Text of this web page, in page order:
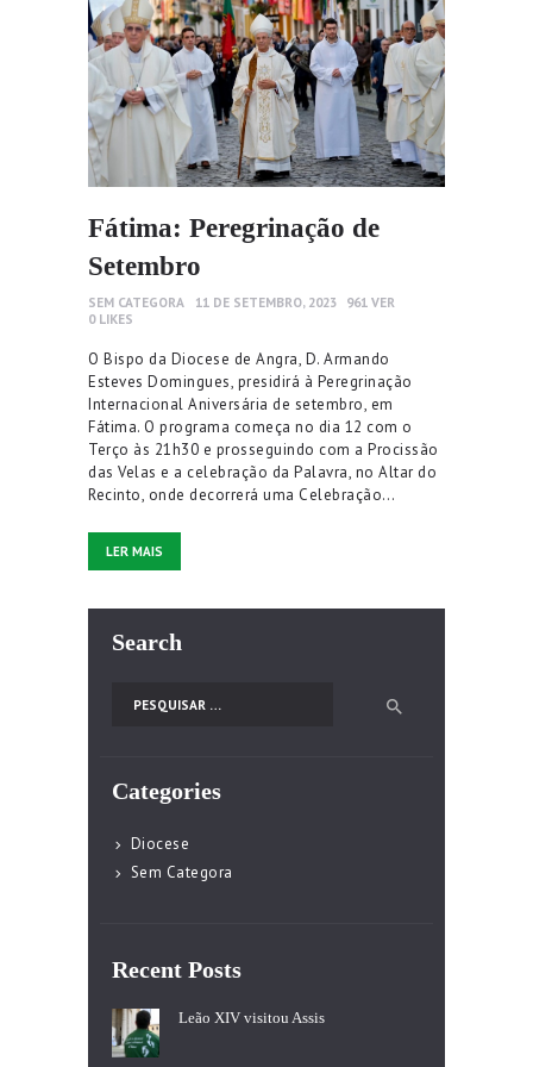
Fátima: Peregrinação de
Setembro
SEM CATEGORA 11 DE SETEMBRO, 2023 961 VER
0 LIKES
O Bispo da Diocese de Angra, D. Armando
Esteves Domingues, presidirá à Peregrinação
Internacional Aniversária de setembro, em
Fátima. O programa começa no dia 12 com o
Terço às 21h30 e prosseguindo com a Procissão
das Velas e a celebração da Palavra, no Altar do
Recinto, onde decorrerá uma Celebração…
LER MAIS
Search
Categories
Diocese
Sem Categora
Recent Posts
Leão XIV visitou Assis